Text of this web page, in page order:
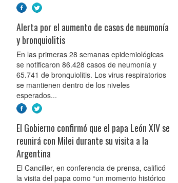
Alerta por el aumento de casos de neumonía
y bronquiolitis
En las primeras 28 semanas epidemiológicas
se notificaron 86.428 casos de neumonía y
65.741 de bronquiolitis. Los virus respiratorios
se mantienen dentro de los niveles
esperados...
El Gobierno confirmó que el papa León XIV se
reunirá con Milei durante su visita a la
Argentina
El Canciller, en conferencia de prensa, calificó
la visita del papa como “un momento histórico